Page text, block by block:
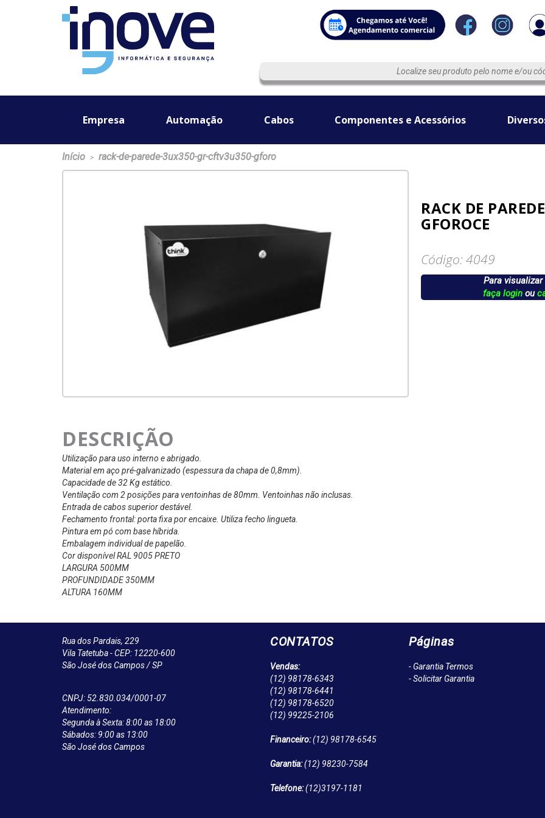
Empresa Automação Cabos Componentes e Acessórios
Início > rack-de-parede-3ux350-gr-cftv3u350-gforo
RACK DE
GFOROCE
Código: 4049
Para
faça login ou
DESCRIÇÃO
Utilização para uso interno e abrigado.
Material em aço pré-galvanizado (espessura da chapa de 0,8mm).
Capacidade de 32 Kg estático.
Ventilação com 2 posições para ventoinhas de 80mm. Ventoinhas não inclusas.
Entrada de cabos superior destável.
Fechamento frontal: porta fixa por encaixe. Utiliza fecho lingueta.
Pintura em pó com base híbrida.
Embalagem individual de papelão.
Cor disponível RAL 9005 PRETO
LARGURA 500MM
PROFUNDIDADE 350MM
ALTURA 160MM
Rua dos Pardais, 229
Vila Tatetuba - CEP: 12220-600
São José dos Campos / SP
CNPJ: 52.830.034/0001-07
Atendimento:
Segunda à Sexta: 8:00 as 18:00
Sábados: 9:00 as 13:00
São José dos Campos
CONTATOS
Vendas:
(12) 98178-6343
(12) 98178-6441
(12) 98178-6520
(12) 99225-2106
Financeiro:(12) 98178-6545
Garantia:(12) 98230-7584
Telefone:(12)3197-1181
Páginas
- Garantia Termos
- Solicitar Garantia